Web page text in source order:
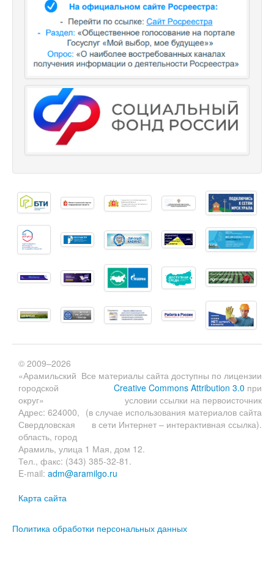
Все материалы сайта доступны по лицензии
Creative Commons Attribution 3.0 при
условии ссылки на первоисточник
(в случае использования материалов сайта
в сети Интернет – интерактивная ссылка).
© 2009–2026
«Арамильский
городской
округ»
Адрес: 624000,
Свердловская
область, город
Арамиль, улица 1 Мая, дом 12.
Тел., факс: (343) 385-32-81.
E-mail: adm@aramilgo.ru
Карта сайта
Политика обработки персональных данных